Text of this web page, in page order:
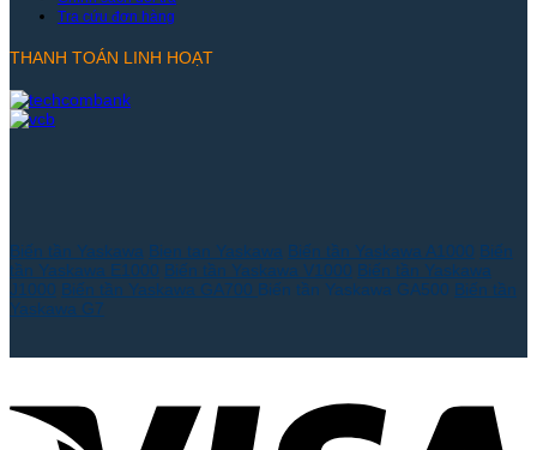
Tra cứu đơn hàng
THANH TOÁN LINH HOẠT
Biến tần Yaskawa Bien tan Yaskawa Biến tần Yaskawa A1000 Biến
tần Yaskawa E1000 Biến tần Yaskawa V1000 Biến tần Yaskawa
J1000 Biến tần Yaskawa GA700 Biến tần Yaskawa GA500 Biến tần
Yaskawa G7